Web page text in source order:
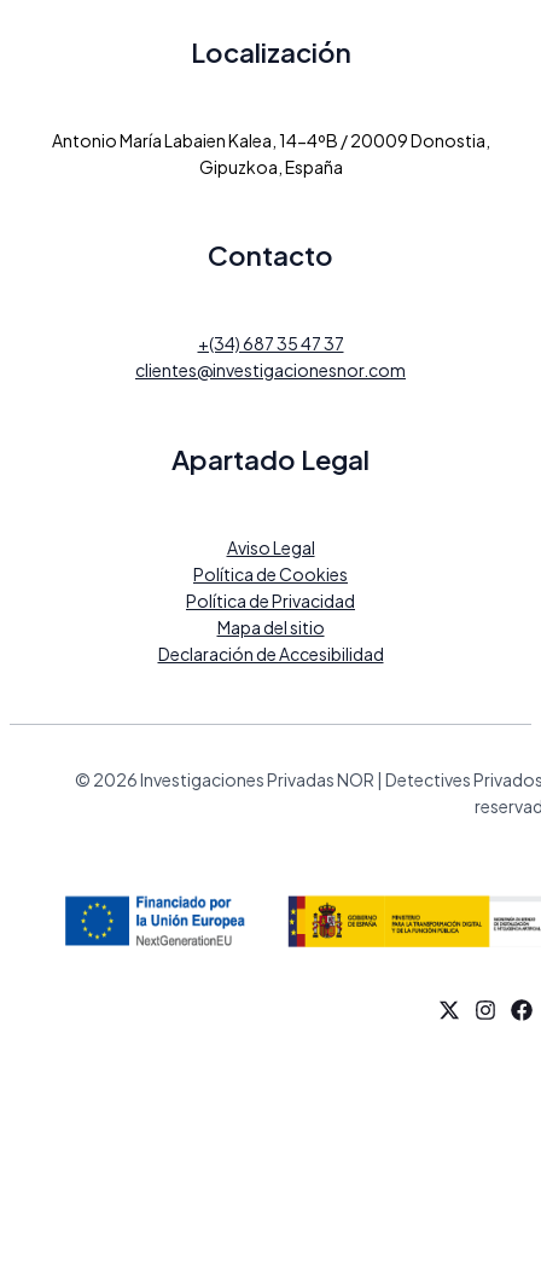
Localización
Antonio María Labaien Kalea, 14-4ºB / 20009 Donostia,
Gipuzkoa, España
Contacto
+(34) 687 35 47 37
clientes@investigacionesnor.com
Apartado Legal
Aviso Legal
Política de Cookies
Política de Privacidad
Mapa del sitio
Declaración de Accesibilidad
© 2026 Investigaciones Privadas NOR | Detectives